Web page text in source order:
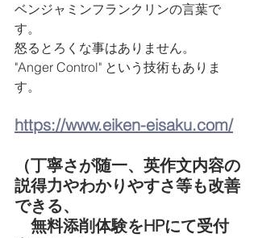
ベンジャミンフランクリンの言葉で
す。
怒るとろくな事はありません。
"Anger Control" という技術もありま
す。
https://www.eiken-eisaku.com/
（丁寧さが随一、英作文内容の
説得力やわかりやすさ等も改善
できる、
無料添削体験をHPにて受付